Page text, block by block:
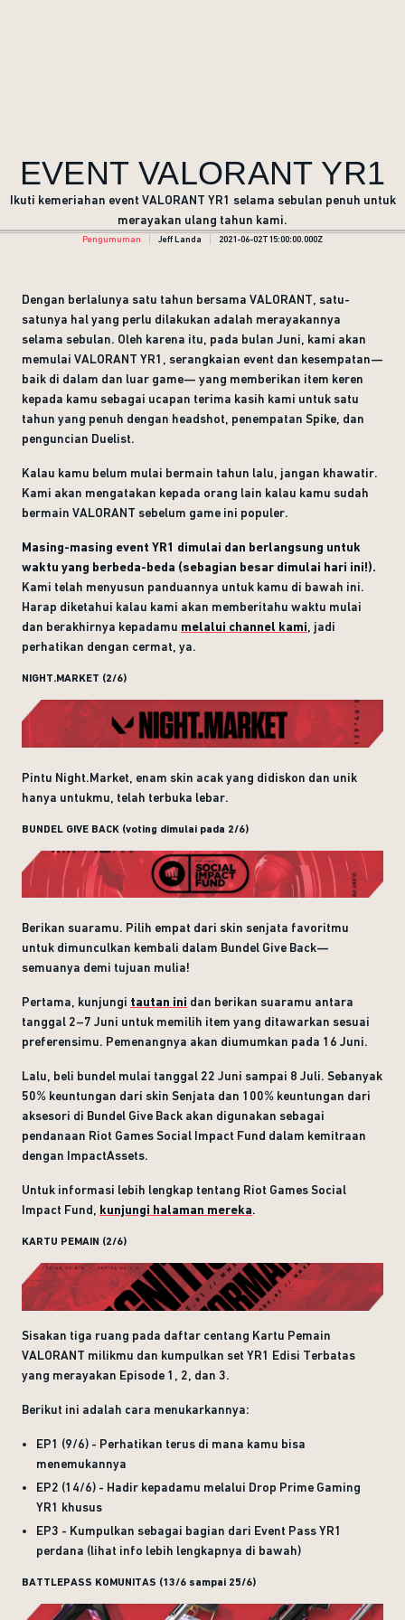
EVENT VALORANT YR1
Ikuti kemeriahan event VALORANT YR1 selama sebulan penuh untuk
merayakan ulang tahun kami.
Pengumuman Jeff Landa 2021-06-02T15:00:00.000Z
Dengan berlalunya satu tahun bersama VALORANT, satu-
satunya hal yang perlu dilakukan adalah merayakannya
selama sebulan. Oleh karena itu, pada bulan Juni, kami akan
memulai VALORANT YR1, serangkaian event dan kesempatan—
baik di dalam dan luar game— yang memberikan item keren
kepada kamu sebagai ucapan terima kasih kami untuk satu
tahun yang penuh dengan headshot, penempatan Spike, dan
penguncian Duelist.
Kalau kamu belum mulai bermain tahun lalu, jangan khawatir.
Kami akan mengatakan kepada orang lain kalau kamu sudah
bermain VALORANT sebelum game ini populer.
Masing-masing event YR1 dimulai dan berlangsung untuk
waktu yang berbeda-beda (sebagian besar dimulai hari ini!).
Kami telah menyusun panduannya untuk kamu di bawah ini.
Harap diketahui kalau kami akan memberitahu waktu mulai
dan berakhirnya kepadamu melalui channel kami , jadi
perhatikan dengan cermat, ya.
NIGHT.MARKET (2/6)
Pintu Night.Market, enam skin acak yang didiskon dan unik
hanya untukmu, telah terbuka lebar.
BUNDEL GIVE BACK (voting dimulai pada 2/6)
Berikan suaramu. Pilih empat dari skin senjata favoritmu
untuk dimunculkan kembali dalam Bundel Give Back—
semuanya demi tujuan mulia!
Pertama, kunjungi tautan ini dan berikan suaramu antara
tanggal 2–7 Juni untuk memilih item yang ditawarkan sesuai
preferensimu. Pemenangnya akan diumumkan pada 16 Juni.
Lalu, beli bundel mulai tanggal 22 Juni sampai 8 Juli. Sebanyak
50% keuntungan dari skin Senjata dan 100% keuntungan dari
aksesori di Bundel Give Back akan digunakan sebagai
pendanaan Riot Games Social Impact Fund dalam kemitraan
dengan ImpactAssets.
Untuk informasi lebih lengkap tentang Riot Games Social
Impact Fund, kunjungi halaman mereka.
KARTU PEMAIN (2/6)
Sisakan tiga ruang pada daftar centang Kartu Pemain
VALORANT milikmu dan kumpulkan set YR1 Edisi Terbatas
yang merayakan Episode 1, 2, dan 3.
Berikut ini adalah cara menukarkannya:
EP1 (9/6) - Perhatikan terus di mana kamu bisa
menemukannya
EP2 (14/6) - Hadir kepadamu melalui Drop Prime Gaming
YR1 khusus
EP3 - Kumpulkan sebagai bagian dari Event Pass YR1
perdana (lihat info lebih lengkapnya di bawah)
BATTLEPASS KOMUNITAS (13/6 sampai 25/6)